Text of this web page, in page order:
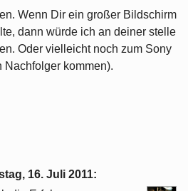
Wenn Dir ein großer Bildschirm
dann würde ich an deiner stelle
Oder vielleicht noch zum Sony
Nachfolger kommen).
16. Juli 2011: